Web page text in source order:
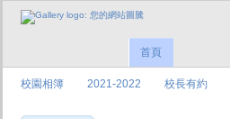
首頁
校園相簿 2021-2022 校長有約